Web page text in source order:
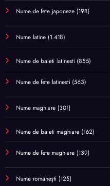
Nume de fete japoneze (198)
Nume latine (1.418)
Nume de baieti latinesti (855)
Nume de fete latinesti (563)
Nume maghiare (301)
Nume de baieti maghiare (162)
Nume de fete maghiare (139)
Nume românești (125)